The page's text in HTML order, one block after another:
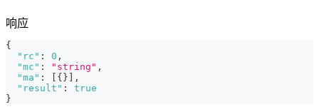
响应
{
"rc" : 0 ,
"mc" : "string" ,
"ma" : [ {} ] ,
"result" :
true
}